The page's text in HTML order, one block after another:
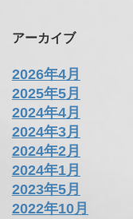
アーカイブ
2026年4月
2025年5月
2024年4月
2024年3月
2024年2月
2024年1月
2023年5月
2022年10月